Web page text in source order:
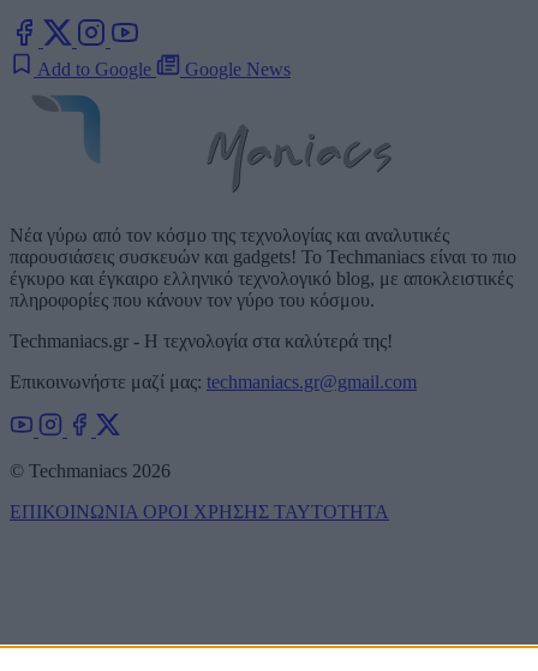
Add to Google Google News
Νέα γύρω από τον κόσμο της τεχνολογίας και αναλυτικές
παρουσιάσεις συσκευών και gadgets! Το Techmaniacs είναι το πιο
έγκυρο και έγκαιρο ελληνικό τεχνολογικό blog, με αποκλειστικές
πληροφορίες που κάνουν τον γύρο του κόσμου.
Techmaniacs.gr - Η τεχνολογία στα καλύτερά της!
Επικοινωνήστε μαζί μας: techmaniacs.gr@gmail.com
© Techmaniacs 2026
ΕΠΙΚΟΙΝΩΝΙΑ ΟΡΟΙ ΧΡΗΣΗΣ ΤΑΥΤΟΤΗΤΑ